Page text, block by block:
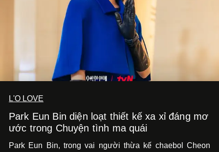
L'O LOVE
Park Eun Bin diện loạt thiết kế xa xỉ đáng mơ
ước trong Chuyện tình ma quái
Park Eun Bin, trong vai người thừa kế chaebol Cheon